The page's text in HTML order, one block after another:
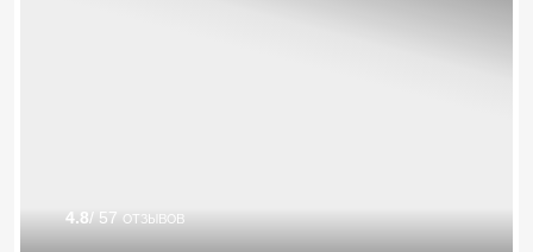
4.8/ 57 отзывов